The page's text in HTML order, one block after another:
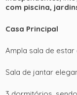
com piscina,
Casa Principal
Ampla sala de
Sala de jantar